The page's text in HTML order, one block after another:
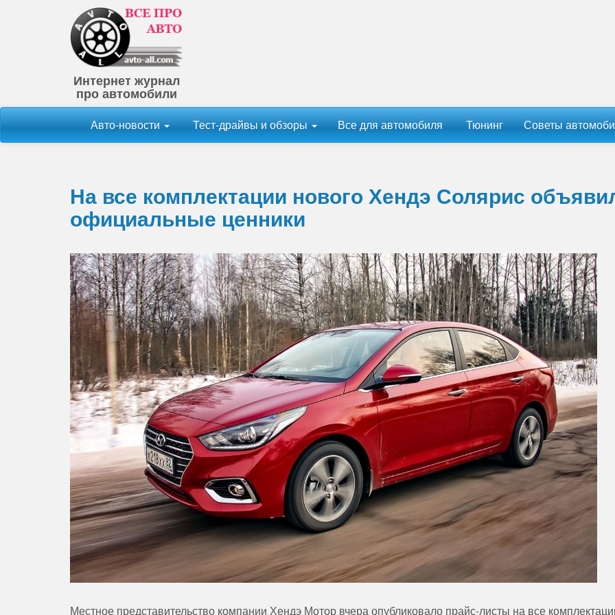
Интернет журнал
про автомобили
Авто-новости Тест-драйвы и обзоры Все для автомобиля Тюнинг Советы
На все комплектации нового Хендэ Солярис
официальные ценники
Местное представительство компании Хендэ Мотор вчера опубликовало прайс-листы на все